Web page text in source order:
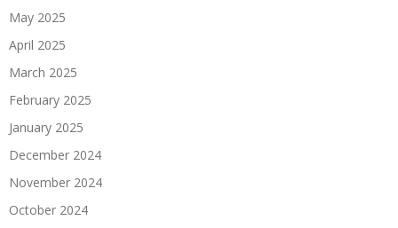
May 2025
April 2025
March 2025
February 2025
January 2025
December 2024
November 2024
October 2024